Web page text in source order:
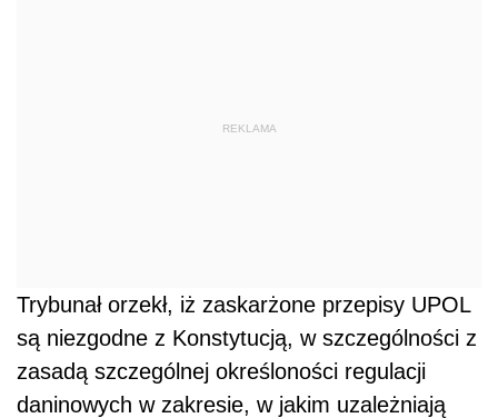
REKLAMA
Trybunał orzekł, iż zaskarżone przepisy UPOL
są niezgodne z Konstytucją, w szczególności z
zasadą szczególnej określoności regulacji
daninowych w zakresie, w jakim uzależniają